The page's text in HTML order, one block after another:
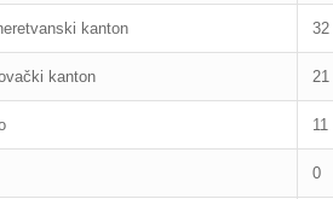
kanton 32
kanton 21
11
0